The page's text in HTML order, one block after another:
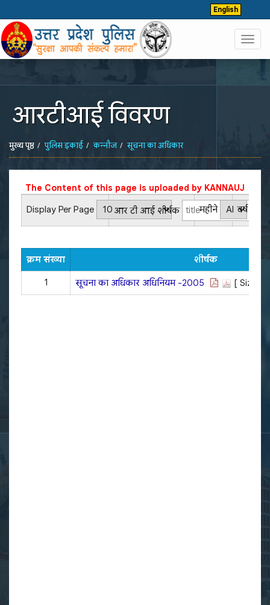
English
आरटीआई विवरण
मुख्य पृष्ठ पुलिस इकाई कन्नौज सूचना का अधिकार
The Content of this page is uploaded by KANNAUJ
Display Per Page
आर टी आई शीर्षक महीने वर्ष
क्रम संख्या शीर्षक
1 सूचना का अधिकार अधिनियम -2005 [ Size :